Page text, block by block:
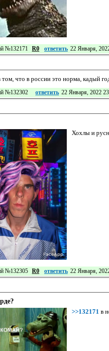
№132171 R0 ответить 22 Января,
том, что в россии это норма, кадый
№132302 ответить 22 Января, 2022
Хохлы и
№132305 R0 ответить 22 Января,
>>132171 в